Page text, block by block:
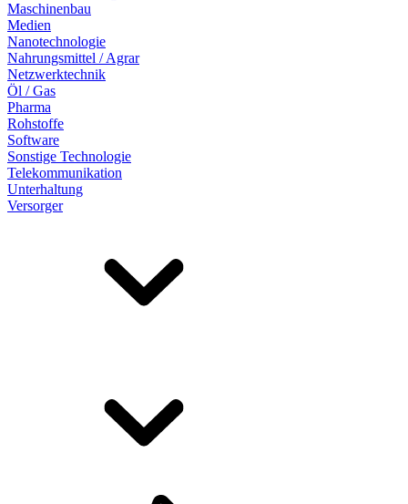
Maschinenbau
Medien
Nanotechnologie
Nahrungsmittel / Agrar
Netzwerktechnik
Öl / Gas
Pharma
Rohstoffe
Software
Sonstige Technologie
Telekommunikation
Unterhaltung
Versorger